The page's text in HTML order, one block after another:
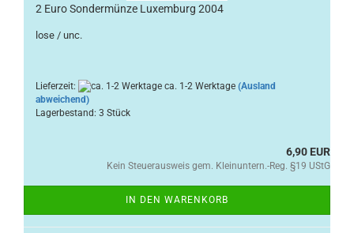
2 Euro Sondermünze Luxemburg 2004
lose / unc.
Lieferzeit: ca. 1-2 Werktage (Ausland
abweichend)
Lagerbestand: 3 Stück
6,90 EUR
Kein Steuerausweis gem. Kleinuntern.-Reg. §19 UStG
IN DEN WARENKORB